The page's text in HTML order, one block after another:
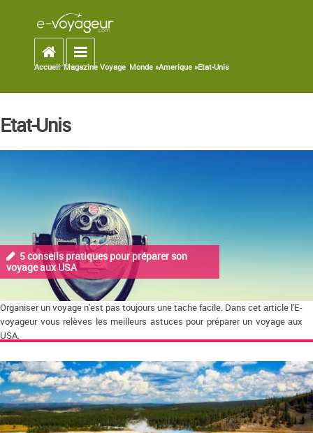
Accueil
Toggle navigation
Accueil»Magazine Voyage»Monde »Amerique »Etat-Unis
Etat-Unis
5 conseils pratiques pour préparer son
voyage aux USA
Organiser un voyage n'est pas toujours une tache facile. Dans cet article l'E-
voyageur vous relèves les meilleurs astuces pour préparer un voyage aux
USA.